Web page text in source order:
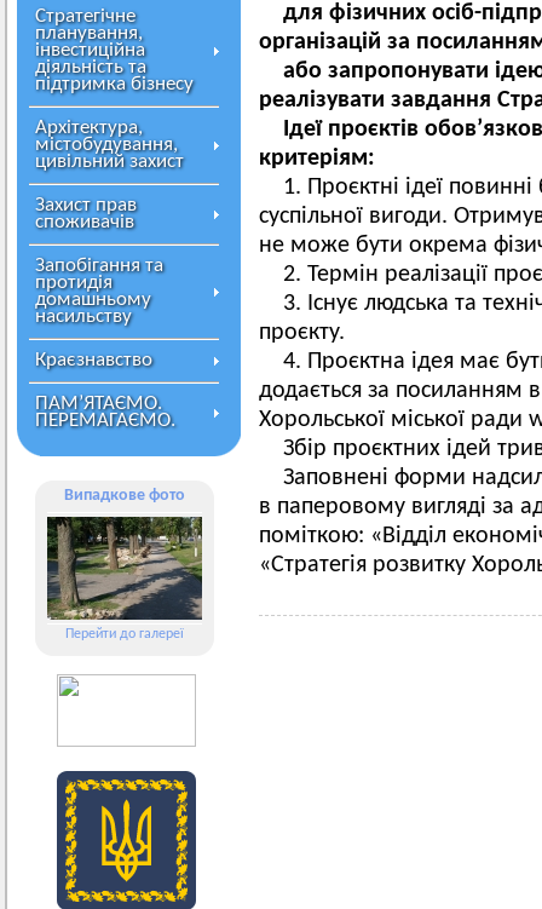
Стратегічне
планування,
інвестиційна
діяльність та
підтримка бізнесу
Архітектура,
містобудування,
цивільний захист
Захист прав
споживачів
Запобігання та
протидія
домашньому
насильству
Краєзнавство
ПАМ’ЯТАЄМО.
ПЕРЕМАГАЄМО.
Випадкове фото
Перейти до галереї
для фізичних осіб-
організацій за
або запропонувати
реалізувати завдання
Ідеї проєктів
критеріям:
1. Проєктні ідеї
суспільної вигоди.
не може бути окрема
2. Термін реалізації
3. Існує людська та
проєкту.
4. Проєктна ідея має
додається за посиланням
Хорольської міської
Збір проєктних ідей
Заповнені форми
в паперовому вигляді за
поміткою: «Відділ
«Стратегія розвитку